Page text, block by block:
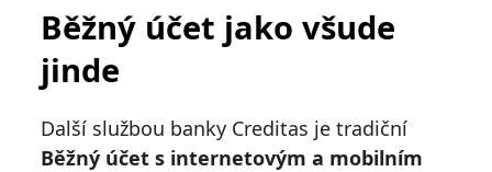
Běžný účet jako všude
jinde
Další službou banky Creditas je tradiční
Běžný účet s internetovým a mobilním